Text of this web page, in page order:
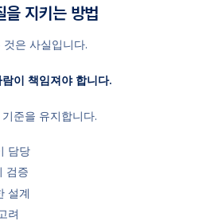
지키는 방법
은 사실입니다.
이 책임져야 합니다.
준을 유지합니다.
담당
검증
설계
려